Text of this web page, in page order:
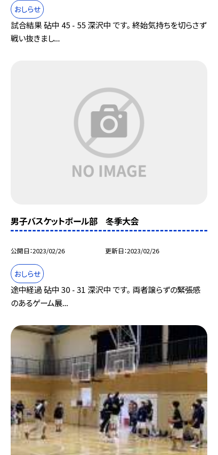
おしらせ
試合結果 砧中 45 - 55 深沢中 です。 終始気持ちを切らさず
戦い抜きまし...
男子バスケットボール部 冬季大会
公開日 2023/02/26 更新日 2023/02/26
おしらせ
途中経過 砧中 30 - 31 深沢中 です。 両者譲らずの緊張感
のあるゲーム展...